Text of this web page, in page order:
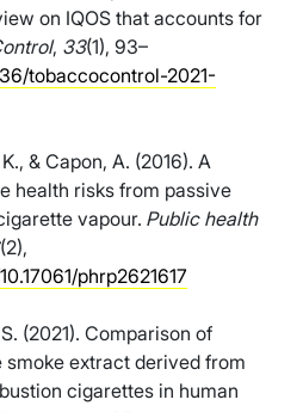
on IQOS that accounts for
, 33(1), 93–
tobaccocontrol-2021-
& Capon, A. (2016). A
health risks from passive
vapour. Public health
(2),
phrp2621617
(2021). Comparison of
extract derived from
cigarettes in human